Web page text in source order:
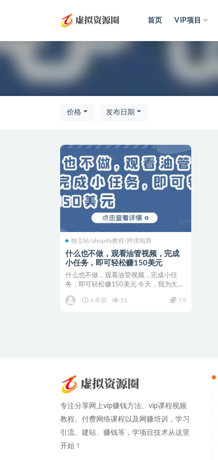
首页 VIP项目
价格 发布日期
独立站/shopify教程/跨境电商
什么也不做，观看油管视频，完成
小任务，即可轻松赚150美元
什么也不做，观看油管视频，完成小任
务，即可轻松赚150美元 今天，我为大家
4 年前
51 7.9
专注分享网上vip赚钱方法、vip课程视频
教程、付费网络课程以及网赚培训，学习
引流、建站、赚钱等，学项目技术从这里
开始！